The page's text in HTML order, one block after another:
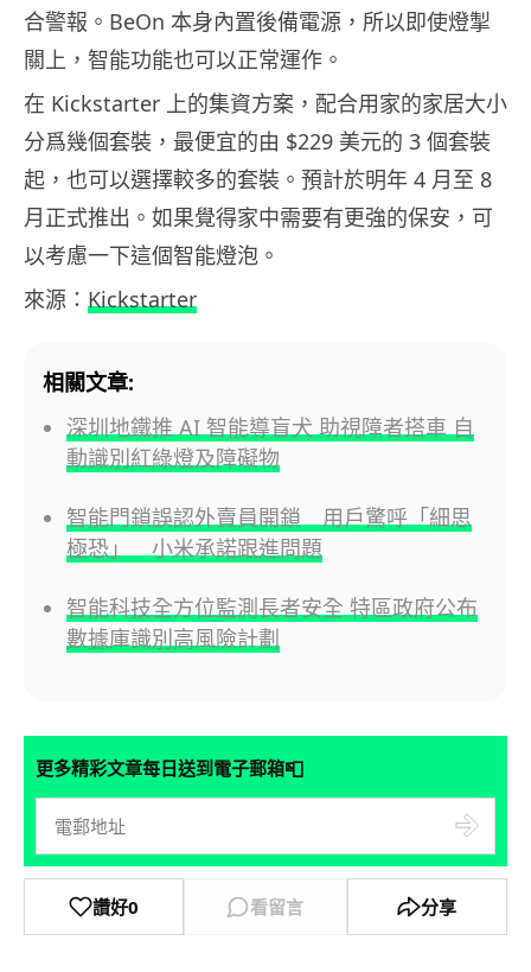
合警報。BeOn 本身內置後備電源，所以即使燈掣
關上，智能功能也可以正常運作。
在 Kickstarter 上的集資方案，配合用家的家居大小
分爲幾個套裝，最便宜的由 $229 美元的 3 個套裝
起，也可以選擇較多的套裝。預計於明年 4 月至 8
月正式推出。如果覺得家中需要有更強的保安，可
以考慮一下這個智能燈泡。
來源： Kickstarter
相關文章:
深圳地鐵推 AI 智能導盲犬 助視障者搭車 自
動識別紅綠燈及障礙物
智能門鎖誤認外賣員開鎖 用戶驚呼「細思
極恐」 小米承諾跟進問題
智能科技全方位監測長者安全 特區政府公布
數據庫識別高風險計劃
更多精彩文章每日送到電子郵箱📮
讚好0 看留言 分享